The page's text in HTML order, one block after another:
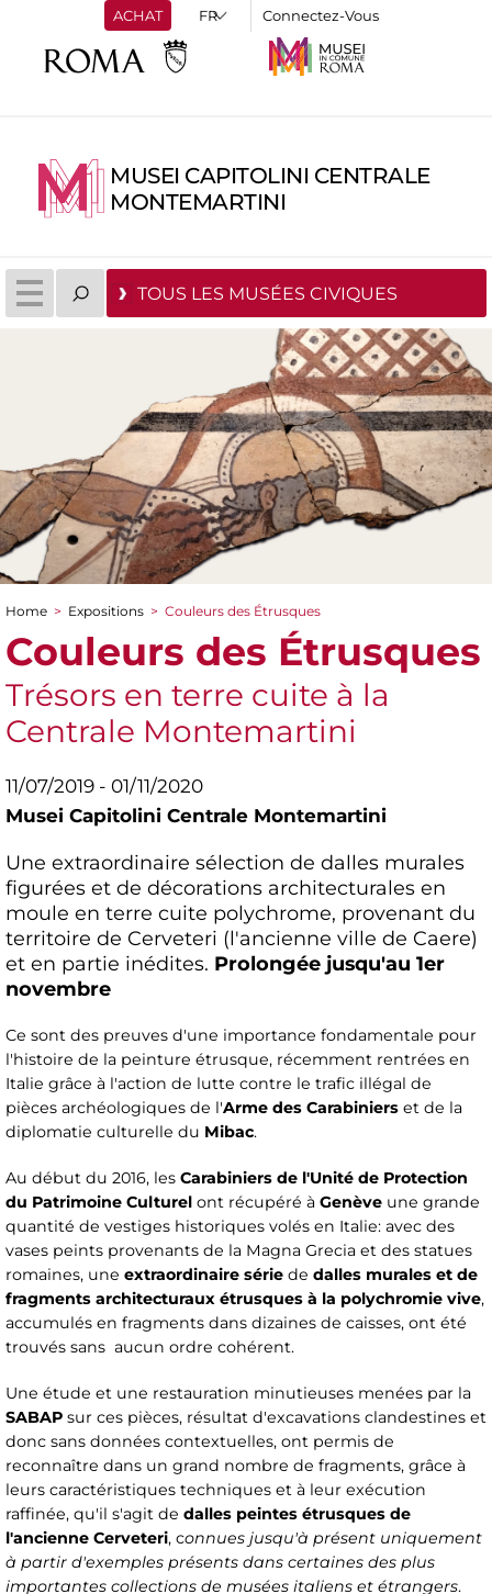
ACHAT Connectez-Vous
MUSEI CAPITOLINI CENTRALE
MONTEMARTINI
TOUS LES MUSÉES CIVIQUES
You are here
Home > Expositions > Couleurs des Étrusques
Couleurs des Étrusques
Trésors en terre cuite à la
Centrale Montemartini
11/07/2019 - 01/11/2020
Musei Capitolini Centrale Montemartini
Une extraordinaire sélection de dalles murales
figurées et de décorations architecturales en
moule en terre cuite polychrome, provenant du
territoire de Cerveteri (l'ancienne ville de Caere)
et en partie inédites. Prolongée jusqu'au 1er
novembre
Ce sont des preuves d'une importance fondamentale pour
l'histoire de la peinture étrusque, récemment rentrées en
Italie grâce à l'action de lutte contre le trafic illégal de
pièces archéologiques de l'Arme des Carabiniers et de la
diplomatie culturelle du Mibac.
Au début du 2016, les Carabiniers de l'Unité de Protection
du Patrimoine Culturel ont récupéré à Genève une grande
quantité de vestiges historiques volés en Italie: avec des
vases peints provenants de la Magna Grecia et des statues
romaines, une extraordinaire série de dalles murales et de
fragments architecturaux étrusques à la polychromie vive,
accumulés en fragments dans dizaines de caisses, ont été
trouvés sans aucun ordre cohérent.
Une étude et une restauration minutieuses menées par la
SABAP sur ces pièces, résultat d'excavations clandestines et
donc sans données contextuelles, ont permis de
reconnaître dans un grand nombre de fragments, grâce à
leurs caractéristiques techniques et à leur exécution
raffinée, qu'il s'agit de dalles peintes étrusques de
l'ancienne Cerveteri, connues jusqu'à présent uniquement
à partir d'exemples présents dans certaines des plus
importantes collections de musées italiens et étrangers.